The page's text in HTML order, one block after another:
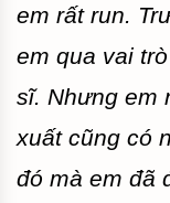
em rất run.
em qua vai
sĩ. Nhưng em
xuất cũng có
đó mà em đã